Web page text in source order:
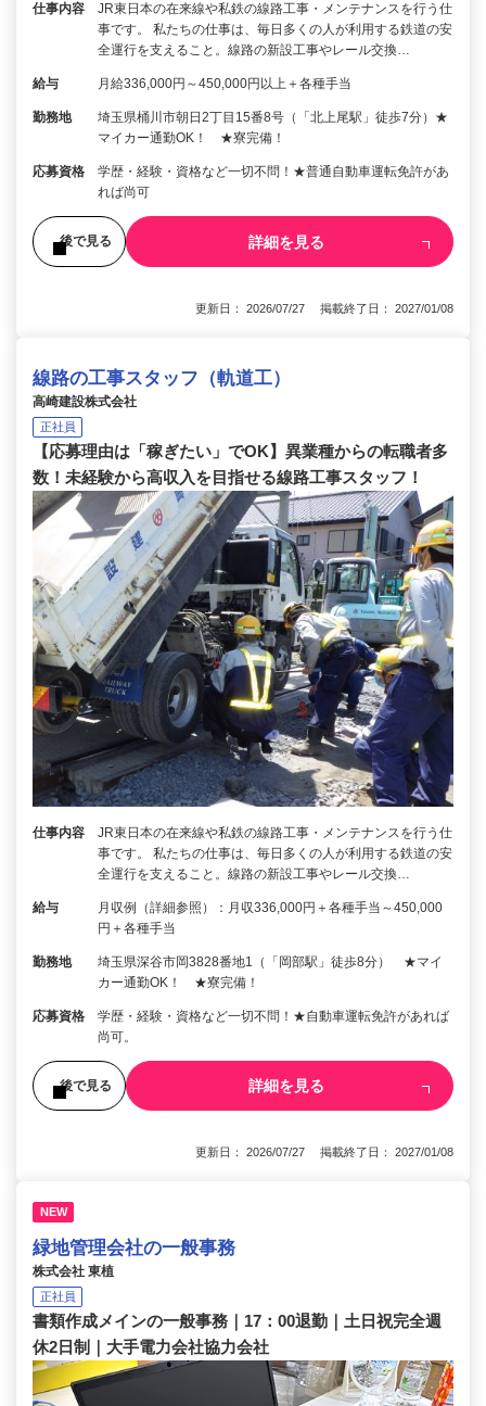
仕事内容
JR東日本の在来線や私鉄の線路工事・メンテナンスを行う仕
事です。 私たちの仕事は、毎日多くの人が利用する鉄道の安
全運行を支えること。線路の新設工事やレール交換…
給与 月給336,000円～450,000円以上＋各種手当
勤務地
埼玉県桶川市朝日2丁目15番8号（「北上尾駅」徒歩7分）★
マイカー通勤OK！ ★寮完備！
応募資格
学歴・経験・資格など一切不問！★普通自動車運転免許があ
れば尚可
後で見る 詳細を見る
更新日： 2026/07/27 掲載終了日： 2027/01/08
線路の工事スタッフ（軌道工）
高崎建設株式会社
正社員
【応募理由は「稼ぎたい」でOK】異業種からの転職者多
数！未経験から高収入を目指せる線路工事スタッフ！
仕事内容
JR東日本の在来線や私鉄の線路工事・メンテナンスを行う仕
事です。 私たちの仕事は、毎日多くの人が利用する鉄道の安
全運行を支えること。線路の新設工事やレール交換…
給与
月収例（詳細参照）：月収336,000円＋各種手当～450,000
円＋各種手当
勤務地
埼玉県深谷市岡3828番地1（「岡部駅」徒歩8分） ★マイ
カー通勤OK！ ★寮完備！
応募資格
学歴・経験・資格など一切不問！★自動車運転免許があれば
尚可。
後で見る 詳細を見る
更新日： 2026/07/27 掲載終了日： 2027/01/08
NEW
緑地管理会社の一般事務
株式会社 東植
正社員
書類作成メインの一般事務｜17：00退勤｜土日祝完全週
休2日制｜大手電力会社協力会社